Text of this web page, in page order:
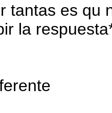
tantas es qu
la